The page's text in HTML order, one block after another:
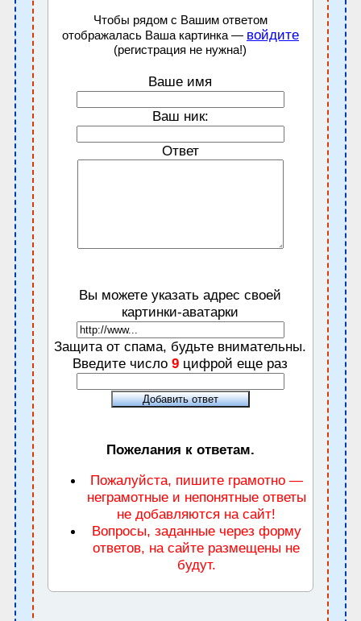
Чтобы рядом с Вашим ответом
отображалась Ваша картинка — войдите
(регистрация не нужна!)
Ваше имя
Ваш ник:
Ответ
Вы можете указать адрес своей
картинки-аватарки
Защита от спама, будьте внимательны.
Введите число9 цифрой еще раз
Пожелания к ответам.
Пожалуйста, пишите грамотно —
неграмотные и непонятные ответы
не добавляются на сайт!
Вопросы, заданные через форму
ответов, на сайте размещены не
будут.